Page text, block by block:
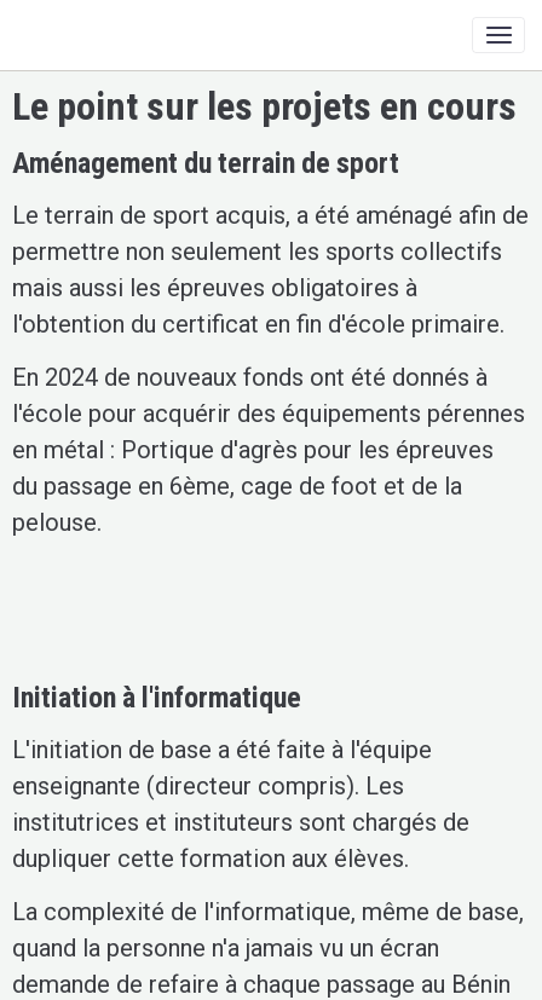
Le point sur les projets en cours
Aménagement du terrain de sport
Le terrain de sport acquis, a été aménagé afin de
permettre non seulement les sports collectifs
mais aussi les épreuves obligatoires à
l'obtention du certificat en fin d'école primaire.
En 2024 de nouveaux fonds ont été donnés à
l'école pour acquérir des équipements pérennes
en métal : Portique d'agrès pour les épreuves
du passage en 6ème, cage de foot et de la
pelouse.
Initiation à l'informatique
L'initiation de base a été faite à l'équipe
enseignante (directeur compris). Les
institutrices et instituteurs sont chargés de
dupliquer cette formation aux élèves.
La complexité de l'informatique, même de base,
quand la personne n'a jamais vu un écran
demande de refaire à chaque passage au Bénin